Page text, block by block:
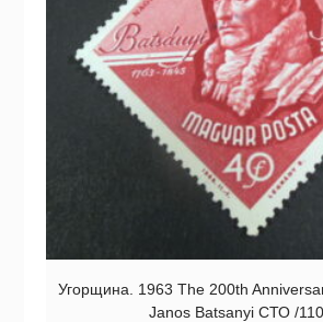
Угорщина. 1963 The 200th
Janos Batsanyi СТО /